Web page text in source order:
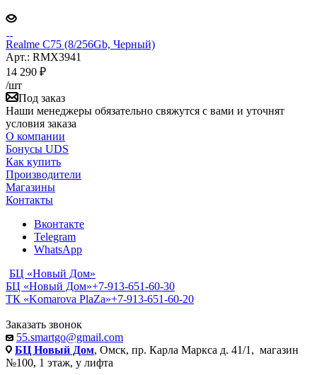
Realme C75 (8/256Gb, Черный)
Арт.: RMX3941
14 290 ₽
/шт
Под заказ
Наши менеджеры обязательно свяжутся с вами и уточнят
условия заказа
О компании
Бонусы UDS
Как купить
Производители
Магазины
Контакты
Вконтакте
Telegram
WhatsApp
БЦ «Новый Дом»
БЦ «Новый Дом»+7-913-651-60-30
ТК «Komarova PlaZa»+7-913-651-60-20
Заказать звонок
55.smartgo@gmail.com
БЦ Новый Дом, Омск, пр. Карла Маркса д. 41/1, магазин
№100, 1 этаж, у лифта